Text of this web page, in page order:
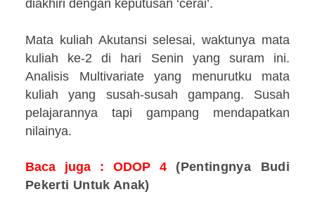
diakhiri dengan keputusan ‘cerai’.
Mata kuliah Akutansi selesai, waktunya mata
kuliah ke-2 di hari Senin yang suram ini.
Analisis Multivariate yang menurutku mata
kuliah yang susah-susah gampang. Susah
pelajarannya tapi gampang mendapatkan
nilainya.
Baca juga : ODOP4 (Pentingnya Budi
Pekerti Untuk Anak)